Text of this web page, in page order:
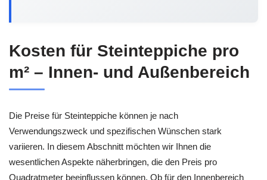
Kosten für Steinteppiche pro
m² – Innen- und Außenbereich
Die Preise für Steinteppiche können je nach
Verwendungszweck und spezifischen Wünschen stark
variieren. In diesem Abschnitt möchten wir Ihnen die
wesentlichen Aspekte näherbringen, die den Preis pro
Quadratmeter beeinflussen können. Ob für den Innenbereich